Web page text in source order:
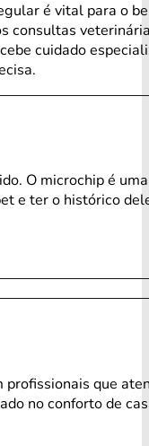
é vital para o
consultas
cuidado
O microchip é
e ter o histórico
que
no conforto de